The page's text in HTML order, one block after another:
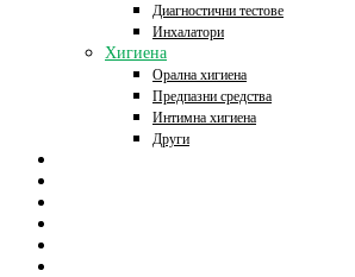
Диагностични тестове
Инхалатори
Хигиена
Орална хигиена
Предпазни средства
Интимна хигиена
Други